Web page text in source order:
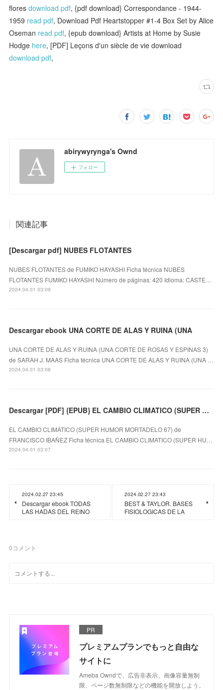
floresdownload pdf, {pdf download} Correspondance - 1944-
1959 read pdf, Download Pdf Heartstopper #1-4 Box Set by Alice
Oseman read pdf, {epub download} Artists at Home by Susie
Hodge here, [PDF] Leçons d'un siècle de vie download
download pdf,
abirywyrynga's Ownd
フォロー
関連記事
[Descargar pdf] NUBES FLOTANTES
NUBES FLOTANTES de FUMIKO HAYASHI Ficha técnica NUBES
FLOTANTES FUMIKO HAYASHI Número de páginas: 420 Idioma: CASTE…
2024.04.01 03:09
Descargar ebook UNA CORTE DE ALAS Y RUINA (UNA
UNA CORTE DE ALAS Y RUINA (UNA CORTE DE ROSAS Y ESPINAS 3)
de SARAH J. MAAS Ficha técnica UNA CORTE DE ALAS Y RUINA (UNA …
2024.04.01 03:08
Descargar [PDF] {EPUB} EL CAMBIO CLIMATICO (SUPER HUMOR MORTADELO 67)
EL CAMBIO CLIMATICO (SUPER HUMOR MORTADELO 67) de
FRANCISCO IBAÑEZ Ficha técnica EL CAMBIO CLIMATICO (SUPER HU…
2024.04.01 03:07
2024.02.27 23:45
Descargar ebook TODAS
LAS HADAS DEL REINO
2024.02.27 23:43
BEST & TAYLOR. BASES
FISIOLOGICAS DE LA
0コメント
PR
プレミアムプランでもっと自由な
サイトに
Ameba Owndで、広告非表示、画像容量無制
限、ページ数無制限などの機能を開放しよう。